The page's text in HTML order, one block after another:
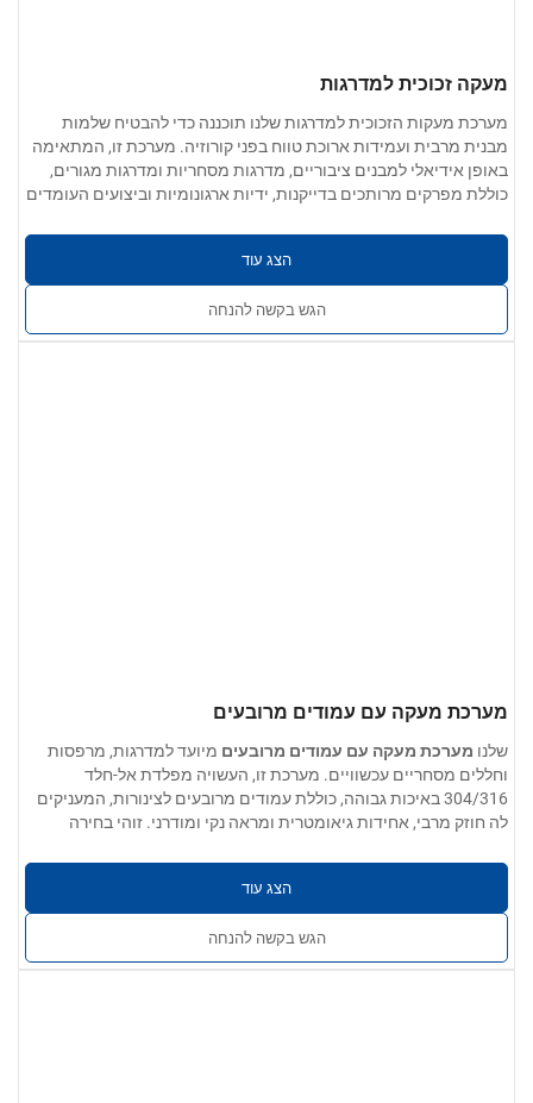
מעקה זכוכית למדרגות
מערכת מעקות הזכוכית למדרגות שלנו תוכננה כדי להבטיח שלמות
מבנית מרבית ועמידות ארוכת טווח בפני קורוזיה. מערכת זו, המתאימה
באופן אידיאלי למבנים ציבוריים, מדרגות מסחריות ומדרגות מגורים,
כוללת מפרקים מרותכים בדייקנות, ידיות ארגונומיות וביצועים העומדים
תחבורתיים, שבהם עמידות ועמידות בפני החלקה הן קריטיות.
אפשרויות חומרים: 304 / 201 / 316 / 430 נירוסטה
גימור משטחים: גימור מלוטש, מוברש או מראה; ללא שריטות, שקעים
שירותים מותאמים אישית: ניתן להתאים את הגדלים, הצורות,
הצג עוד
הגש בקשה להנחה
מערכת מעקה עם עמודים מרובעים
שלנו מערכת מעקה עם עמודים מרובעים מיועד למדרגות, מרפסות
וחללים מסחריים עכשוויים. מערכת זו, העשויה מפלדת אל-חלד
304/316 באיכות גבוהה, כוללת עמודים מרובעים לצינורות, המעניקים
לה חוזק מרבי, אחידות גיאומטרית ומראה נקי ומודרני. זוהי בחירה
וסגנון.
אפשרויות חומרים:304 / 201 / 316 / 430 נירוסטה
גימור פני השטח:חלק, ללא קוצים, שריטות, שקעים או סדקים.
האפשרויות כוללות גימור תעשייתי, גימור מוברש או גימור מראה
מלוטש.
שירותים מותאמים אישית:ניתן להתאים את הגודל, פרופיל הצינור,
הצג עוד
הגש בקשה להנחה